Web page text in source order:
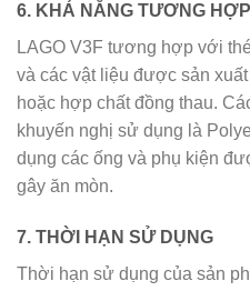
6. KHẢ NĂNG TƯƠNG
LAGO V3F tương hợp với
và các vật liệu được sản
hoặc hợp chất đồng thau.
khuyến nghị sử dụng là
dụng các ống và phụ kiện
gây ăn mòn.
7. THỜI HẠN SỬ DỤNG
Thời hạn sử dụng của sản